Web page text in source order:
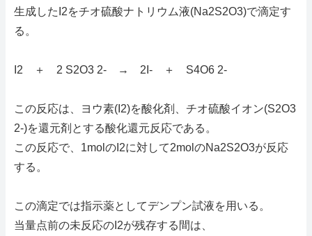
生成したI2をチオ硫酸ナトリウム液(Na2S2O3)で滴定す
る。
I2 ＋ 2 S2O3 2- → 2I- ＋ S4O6 2-
この反応は、ヨウ素(I2)を酸化剤、チオ硫酸イオン(S2O3
2-)を還元剤とする酸化還元反応である。
この反応で、1molのI2に対して2molのNa2S2O3が反応
する。
この滴定では指示薬としてデンプン試液を用いる。
当量点前の未反応のI2が残存する間は、